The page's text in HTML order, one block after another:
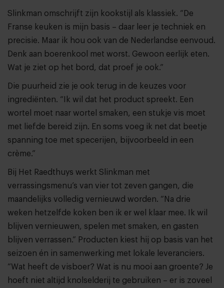
Slinkman omschrijft zijn kookstijl als klassiek. “De
Franse keuken is mijn basis – daar leer je techniek en
precisie. Maar ik hou ook van de Nederlandse eenvoud.
Denk aan boerenkool met worst. Gewoon eerlijk eten.
Wat je ziet op het bord, dat proef je ook.”
Die puurheid zie je ook terug in de keuzes voor
ingrediënten. “Ik wil dat het product spreekt. Een
wortel moet naar wortel smaken, een stukje vis moet
met liefde bereid zijn. En soms voeg ik net dat beetje
spanning toe met specerijen, bijvoorbeeld in een
crème.”
Bij Het Raedthuys werkt Slinkman met
verrassingsmenu’s van vier tot zeven gangen, die
maandelijks volledig vernieuwd worden. “Na drie
weken hetzelfde koken ben ik er wel klaar mee. Ik wil
blijven vernieuwen, spelen met smaken, en gasten
blijven verrassen.” Producten kiest hij op basis van het
seizoen én in samenwerking met lokale leveranciers.
“Wat heeft de visboer? Wat is nu mooi aan groente? Je
hoeft niet altijd knolselderij te gebruiken – er is zoveel